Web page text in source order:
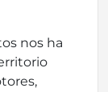
nos ha